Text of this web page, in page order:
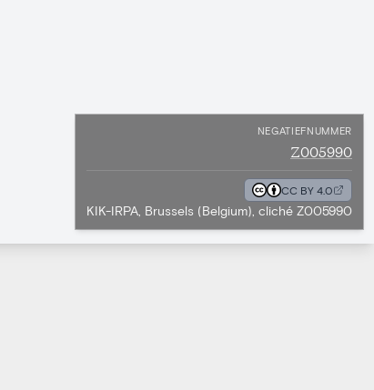
NEGATIEFNUMMER
Z005990
CC BY 4.0
KIK-IRPA, Brussels (Belgium), cliché Z005990